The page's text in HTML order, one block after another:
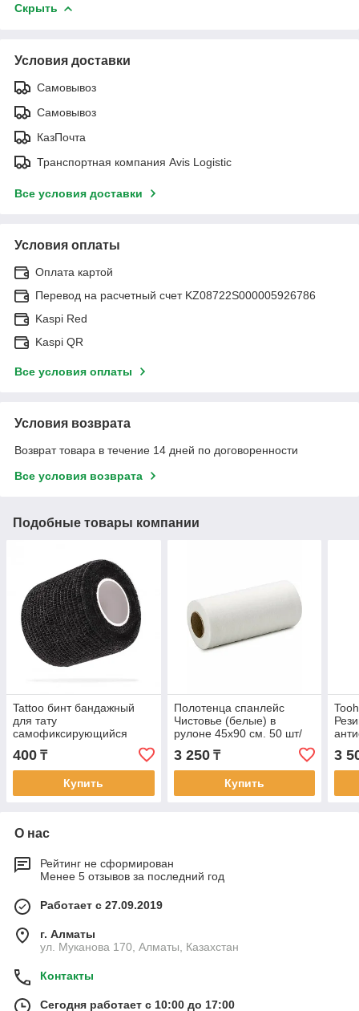
Скрыть
Условия доставки
Самовывоз
Самовывоз
КазПочта
Транспортная компания Avis Logistic
Все условия доставки
Условия оплаты
Оплата картой
Перевод на расчетный счет KZ08722S000005926786
Kaspi Red
Kaspi QR
Все условия оплаты
Условия возврата
Возврат товара в течение 14 дней по договоренности
Все условия возврата
Подобные товары компании
Tattoo бинт бандажный
для тату
самофиксирующийся
50мм х 4.5м черный
400 ₸
Купить
Полотенца спанлейс
Чистовье (белые) в
рулоне 45х90 см. 50 шт/
3 250₸
Купить
3
О нас
Рейтинг не сформирован
Менее 5 отзывов за последний год
Работает с 27.09.2019
г. Алматы
ул. Муканова 170, Алматы, Казахстан
Контакты
Сегодня работает с 10:00 до 17:00